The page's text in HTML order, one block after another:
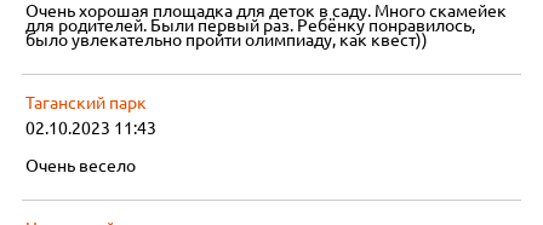
Очень хорошая площадка для деток в саду. Много скамейек
для родителей. Были первый раз. Ребёнку понравилось,
было увлекательно пройти олимпиаду, как квест))
Таганский парк
02.10.2023 11:43
Очень весело